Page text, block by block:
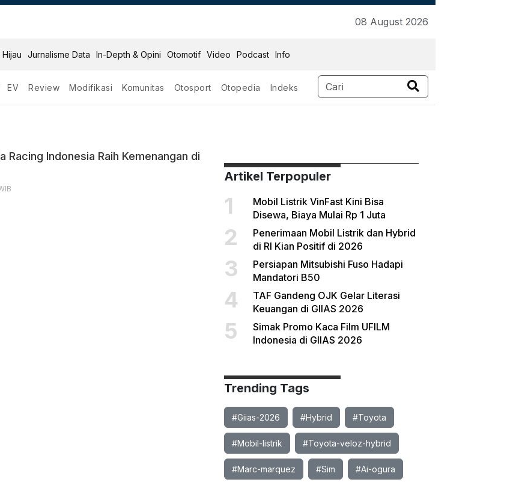
08 August 2026
Jurnalisme Data In-Depth & Opini Otomotif Video Podcast Info
EV Review Modifikasi Komunitas Otosport Otopedia Indeks
Racing Indonesia Raih Kemenangan di
Artikel Terpopuler
1
Mobil Listrik VinFast Kini Bisa
Disewa, Biaya Mulai Rp 1 Juta
2
Penerimaan Mobil Listrik dan Hybrid
di RI Kian Positif di 2026
3
Persiapan Mitsubishi Fuso Hadapi
Mandatori B50
4
TAF Gandeng OJK Gelar Literasi
Keuangan di GIIAS 2026
5
Simak Promo Kaca Film UFILM
Indonesia di GIIAS 2026
Trending Tags
#Giias-2026 #Hybrid #Toyota
#Mobil-listrik #Toyota-veloz-hybrid
#Marc-marquez #Sim #Ai-ogura